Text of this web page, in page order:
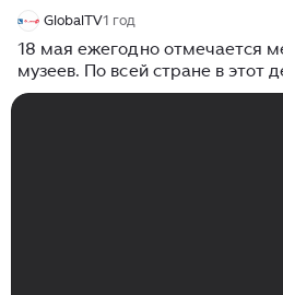
GlobalTV1 год
18 мая ежегодно отмечается
музеев. По всей стране в этот
огромное количество